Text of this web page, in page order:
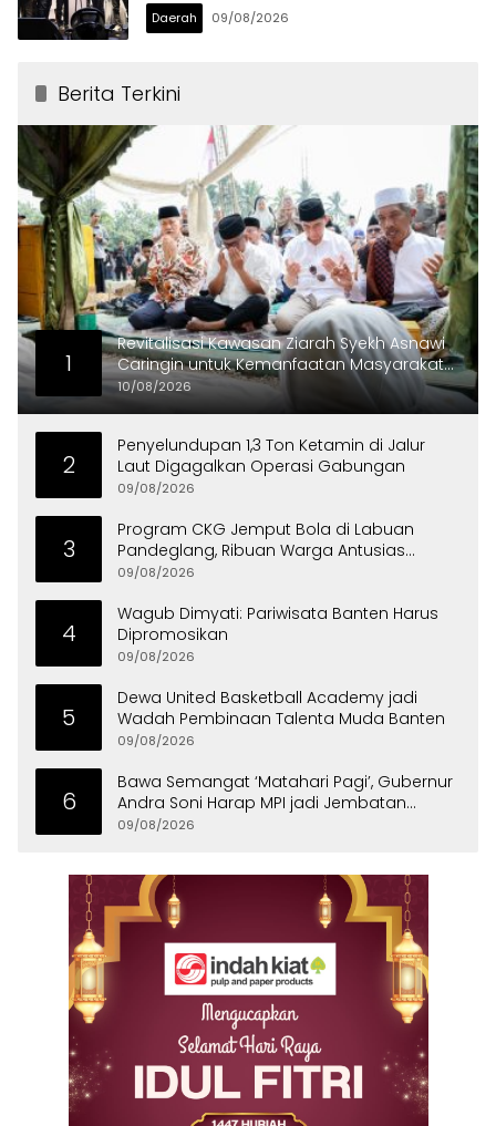
Daerah 09/08/2026
Berita Terkini
1
Revitalisasi Kawasan Ziarah Syekh Asnawi
Caringin untuk Kemanfaatan Masyarakat
dan Menjaga Nilai Sejarah
10/08/2026
2
Penyelundupan 1,3 Ton Ketamin di Jalur
Laut Digagalkan Operasi Gabungan
09/08/2026
3
Program CKG Jemput Bola di Labuan
Pandeglang, Ribuan Warga Antusias
Periksa Kesehatan
09/08/2026
4
Wagub Dimyati: Pariwisata Banten Harus
Dipromosikan
09/08/2026
5
Dewa United Basketball Academy jadi
Wadah Pembinaan Talenta Muda Banten
09/08/2026
6
Bawa Semangat ‘Matahari Pagi’, Gubernur
Andra Soni Harap MPI jadi Jembatan
Aspirasi Warga Banten
09/08/2026